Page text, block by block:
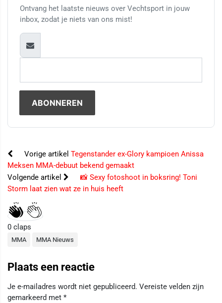
Ontvang het laatste nieuws over Vechtsport in jouw
inbox, zodat je niets van ons mist!
Vorige artikel Tegenstander ex-Glory kampioen Anissa
Meksen MMA-debuut bekend gemaakt
Volgende artikel
📸 Sexy fotoshoot in boksring! Toni
Storm laat zien wat ze in huis heeft
0 claps
MMA MMA Nieuws
Plaats een reactie
Je e-mailadres wordt niet gepubliceerd. Vereiste velden zijn
gemarkeerd met *